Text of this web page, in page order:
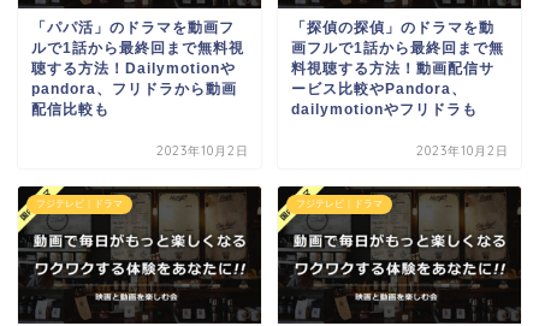
「パパ活」のドラマを動画フ
ルで1話から最終回まで無料視
聴する方法！Dailymotionや
pandora、フリドラから動画
配信比較も
2023年10月2日
「探偵の探偵」のドラマを動
画フルで1話から最終回まで無
料視聴する方法！動画配信サ
ービス比較やPandora、
dailymotionやフリドラも
2023年10月2日
フジテレビ｜ドラマ フジテレビ｜ドラマ